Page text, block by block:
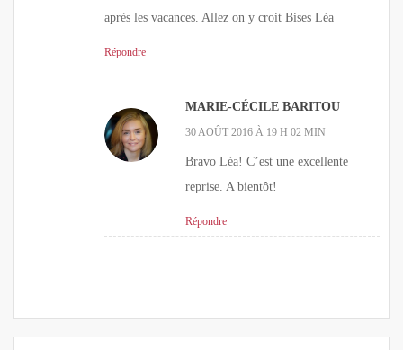
après les vacances. Allez on y croit Bises Léa
Répondre
MARIE-CÉCILE BARITOU
30 AOÛT 2016 À 19 H 02 MIN
Bravo Léa! C’est une excellente
reprise. A bientôt!
Répondre